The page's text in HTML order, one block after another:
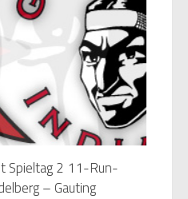
Spieltag 2 11-Run-
– Gauting